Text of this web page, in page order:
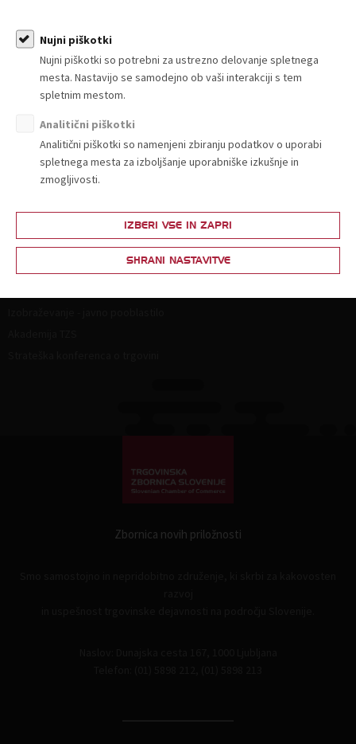
Članstvo
Zakaj postati član?
Lestvica za določitev članarine
Ponudba in povpraševanje
Partnerski programi
Vsebine za člane
Neživila
Zbornica novih priložnosti
Nujni piškotki
Nujni piškotki so potrebni za ustrezno delovanje spletnega
mesta. Nastavijo se samodejno ob vaši interakciji s tem
spletnim mestom.
Analitični piškotki
Analitični piškotki so namenjeni zbiranju podatkov o uporabi
spletnega mesta za izboljšanje uporabniške izkušnje in
zmogljivosti.
IZBERI VSE IN ZAPRI
SHRANI NASTAVITVE